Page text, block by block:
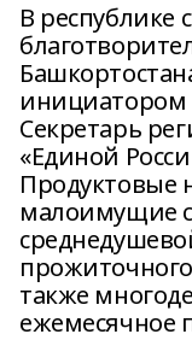
В республике
инициатором
Секретарь
«Единой
Продуктовые
малоимущие
также
ежемесячное